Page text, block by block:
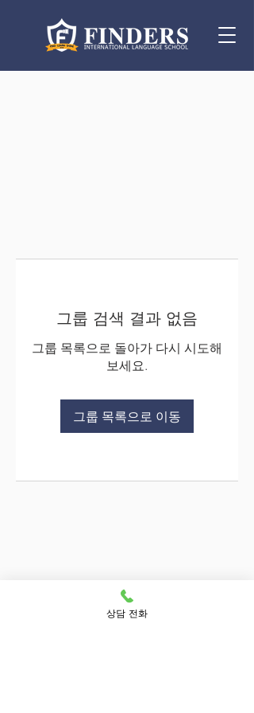
그룹 검색 결과 없음
그룹 목록으로 돌아가 다시 시도해
보세요.
그룹 목록으로 이동
상담 전화